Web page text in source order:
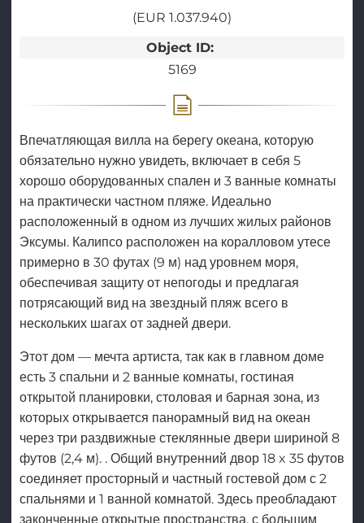
(EUR 1.037.940)
Object ID:
5169
Впечатляющая вилла на берегу океана, которую
обязательно нужно увидеть, включает в себя 5
хорошо оборудованных спален и 3 ванные комнаты
на практически частном пляже. Идеально
расположенный в одном из лучших жилых районов
Эксумы. Калипсо расположен на коралловом утесе
примерно в 30 футах (9 м) над уровнем моря,
обеспечивая защиту от непогоды и предлагая
потрясающий вид на звездный пляж всего в
нескольких шагах от задней двери.
Этот дом — мечта артиста, так как в главном доме
есть 3 спальни и 2 ванные комнаты, гостиная
открытой планировки, столовая и барная зона, из
которых открывается панорамный вид на океан
через три раздвижные стеклянные двери шириной 8
футов (2,4 м). . Общий внутренний двор 18 x 35 футов
соединяет просторный и частный гостевой дом с 2
спальнями и 1 ванной комнатой. Здесь преобладают
законченные открытые пространства, с большим